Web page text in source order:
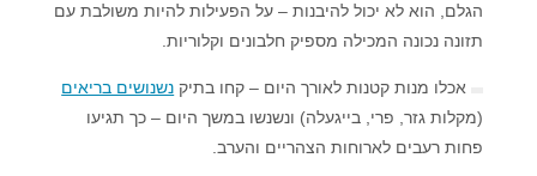
הגלם, הוא לא יכול להיבנות – על הפעילות להיות משולבת עם
תזונה נכונה המכילה מספיק חלבונים וקלוריות.
אכלו מנות קטנות לאורך היום – קחו בתיק נשנושים בריאים
(מקלות גזר, פרי, בייגעלה) ונשנשו במשך היום – כך תגיעו
פחות רעבים לארוחות הצהריים והערב.